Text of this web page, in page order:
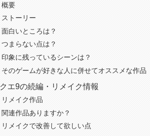
概要
ストーリー
面白いところは？
つまらない点は？
印象に残っているシーンは？
そのゲームが好きな人に併せてオススメな作品
エ9の続編・リメイク情報
リメイク作品
関連作品ありますか？
リメイクで改善して欲しい点